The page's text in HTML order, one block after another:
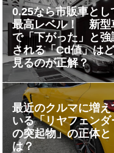
0.25なら市販車とし
最高レベル！ 新型
で「下がった」と強
される「Cd値」は
見るのが正解？
最近のクルマに増え
いる「リヤフェンダ
の突起物」の正体と
は？